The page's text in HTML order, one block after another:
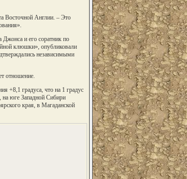
Восточной Англии. – Это
Джонса и его соратник по
клюшки», опубликовали
независимыми
отношение.
+8,1 градуса, что на 1 градус
юге Западной Сибири
края, в Магаданской